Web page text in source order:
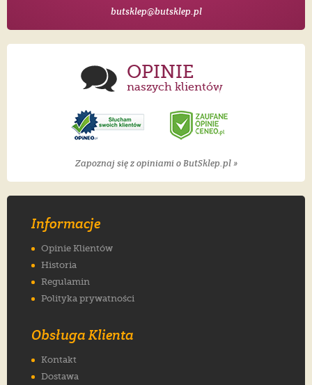
butsklep@butsklep.pl
OPINIE
naszych klientów
Zapoznaj się z opiniami o ButSklep.pl »
Informacje
Opinie Klientów
Historia
Regulamin
Polityka prywatności
Obsługa Klienta
Kontakt
Dostawa